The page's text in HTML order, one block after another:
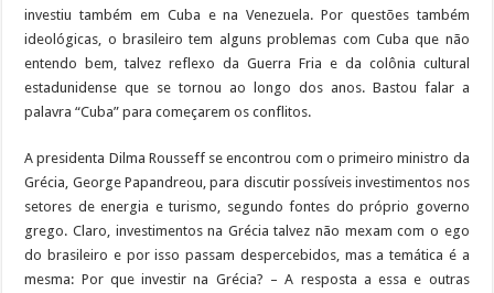
investiu também em Cuba e na Venezuela. Por questões também
ideológicas, o brasileiro tem alguns problemas com Cuba que não
entendo bem, talvez reflexo da Guerra Fria e da colônia cultural
estadunidense que se tornou ao longo dos anos. Bastou falar a
palavra “Cuba” para começarem os conflitos.
A presidenta Dilma Rousseff se encontrou com o primeiro ministro da
Grécia, George Papandreou, para discutir possíveis investimentos nos
setores de energia e turismo, segundo fontes do próprio governo
grego. Claro, investimentos na Grécia talvez não mexam com o ego
do brasileiro e por isso passam despercebidos, mas a temática é a
mesma: Por que investir na Grécia? – A resposta a essa e outras